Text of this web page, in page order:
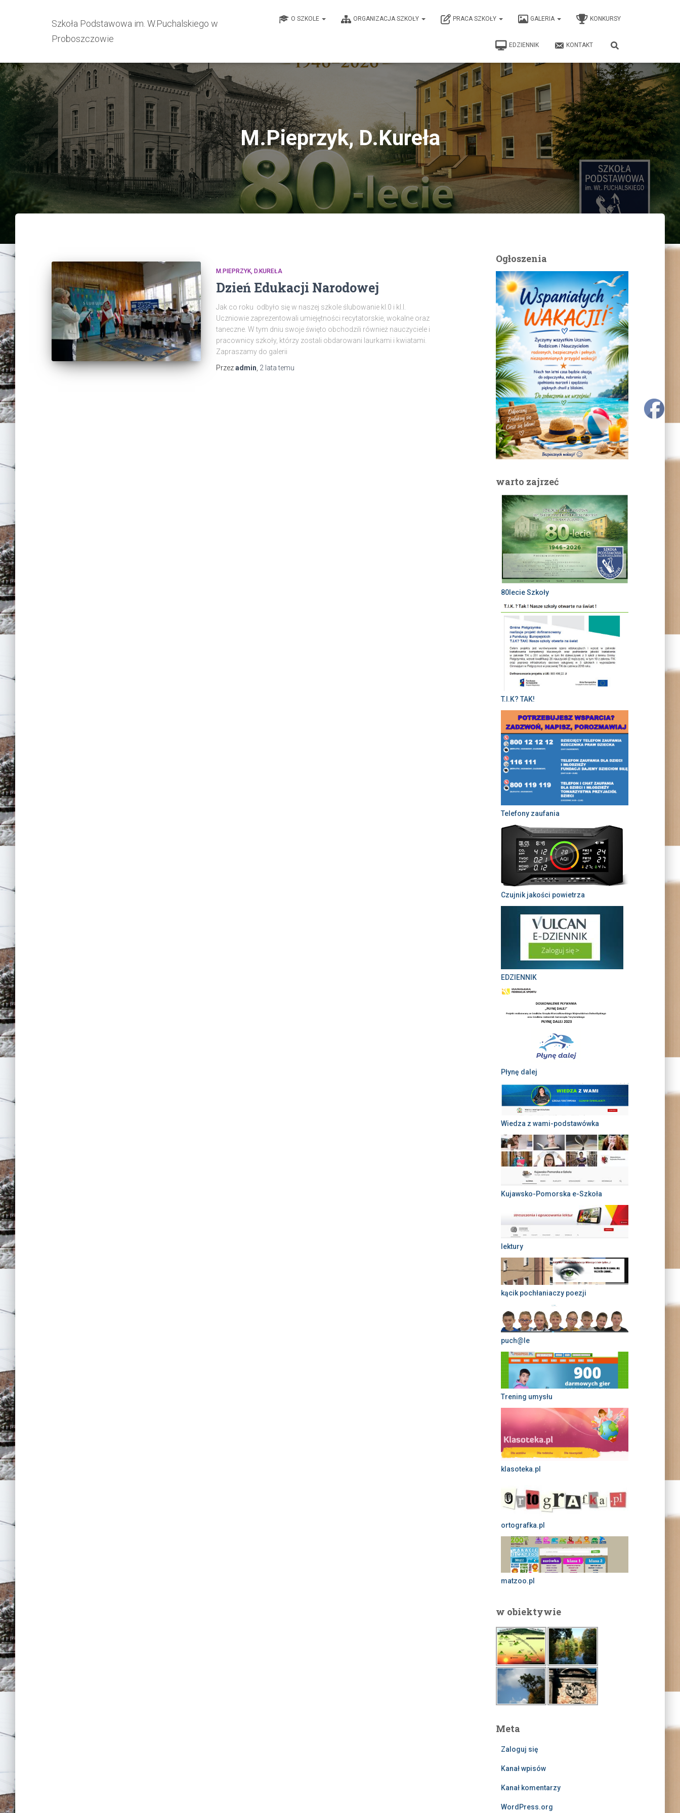
Szkoła Podstawowa im. W.Puchalskiego w
Proboszczowie
O SZKOLE ORGANIZACJA SZKOŁY PRACA SZKOŁY GALERIA KONKURSY
EDZIENNIK KONTAKT
M.Pieprzyk, D.Kureła
M.PIEPRZYK, D.KUREŁA
Dzień Edukacji Narodowej
Jak co roku odbyło się w naszej szkole ślubowanie kl.0 i kl.I.
Uczniowie zaprezentowali umiejętności recytatorskie, wokalne oraz
taneczne. W tym dniu swoje święto obchodzili również nauczyciele i
pracownicy szkoły, którzy zostali obdarowani laurkami i kwiatami.
Zapraszamy do galerii
Przezadmin 2 latatemu
Ogłoszenia
warto zajrzeć
80lecie Szkoły
T.I.K? TAK!
Telefony zaufania
Czujnik jakości powietrza
EDZIENNIK
Płynę dalej
Wiedza z wami-podstawówka
Kujawsko-Pomorska e-Szkoła
lektury
kącik pochłaniaczy poezji
puch@le
Trening umysłu
klasoteka.pl
ortografka.pl
matzoo.pl
w obiektywie
Meta
Zaloguj się
Kanał wpisów
Kanał komentarzy
WordPress.org